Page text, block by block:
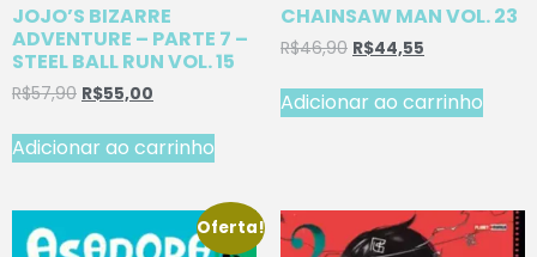
JOJO’S BIZARRE
ADVENTURE – PARTE 7 –
STEEL BALL RUN VOL. 15
R$57,90 R$55,00
Adicionar ao carrinho
CHAINSAW MAN VOL. 23
R$46,90 R$44,55
Adicionar ao carrinho
Oferta!